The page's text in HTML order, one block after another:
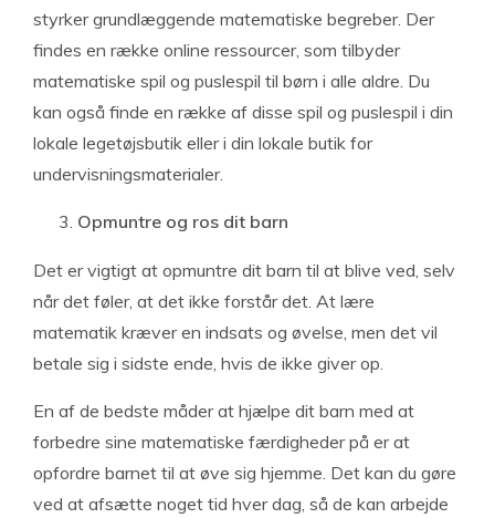
styrker grundlæggende matematiske begreber. Der
findes en række online ressourcer, som tilbyder
matematiske spil og puslespil til børn i alle aldre. Du
kan også finde en række af disse spil og puslespil i din
lokale legetøjsbutik eller i din lokale butik for
undervisningsmaterialer.
Opmuntre og ros dit barn
Det er vigtigt at opmuntre dit barn til at blive ved, selv
når det føler, at det ikke forstår det. At lære
matematik kræver en indsats og øvelse, men det vil
betale sig i sidste ende, hvis de ikke giver op.
En af de bedste måder at hjælpe dit barn med at
forbedre sine matematiske færdigheder på er at
opfordre barnet til at øve sig hjemme. Det kan du gøre
ved at afsætte noget tid hver dag, så de kan arbejde